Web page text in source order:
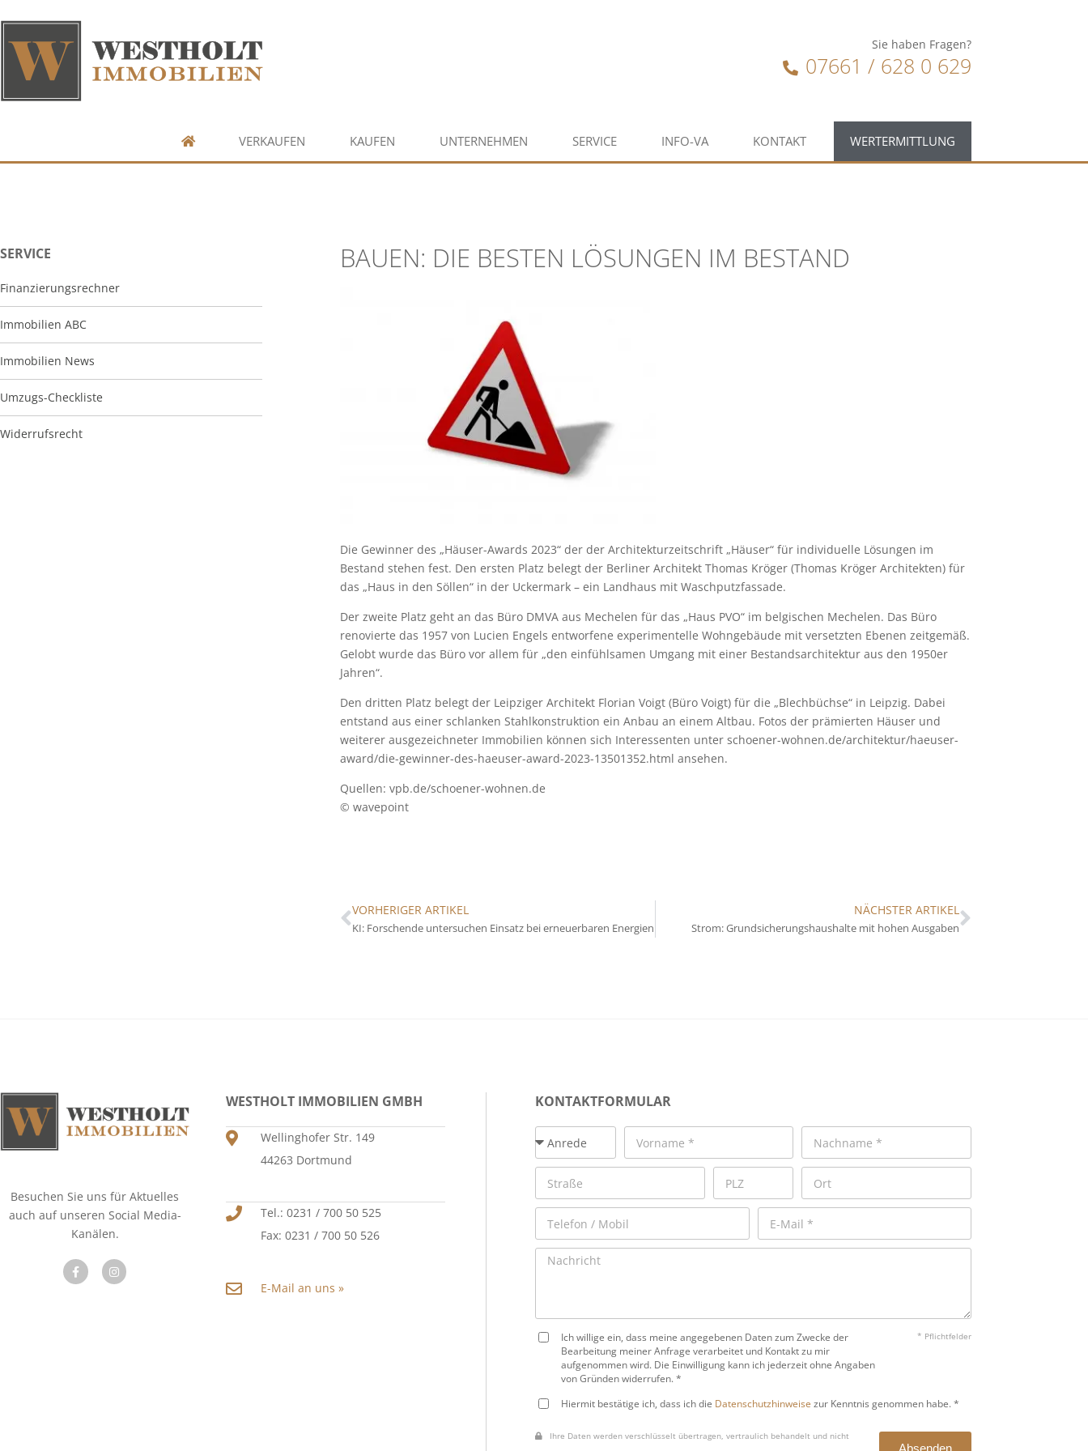
Sie haben Fragen?
07661 / 628 0 629
VERKAUFEN KAUFEN UNTERNEHMEN SERVICE INFO-VA KONTAKT WERTERMITTLUNG
SERVICE
Finanzierungsrechner
Immobilien ABC
Immobilien News
Umzugs-Checkliste
Widerrufsrecht
BAUEN: DIE BESTEN LÖSUNGEN IM BESTAND
Die Gewinner des „Häuser-Awards 2023“ der der Architekturzeitschrift „Häuser“ für individuelle Lösungen im
Bestand stehen fest. Den ersten Platz belegt der Berliner Architekt Thomas Kröger (Thomas Kröger Architekten) für
das „Haus in den Söllen“ in der Uckermark – ein Landhaus mit Waschputzfassade.
Der zweite Platz geht an das Büro DMVA aus Mechelen für das „Haus PVO“ im belgischen Mechelen. Das Büro
renovierte das 1957 von Lucien Engels entworfene experimentelle Wohngebäude mit versetzten Ebenen zeitgemäß.
Gelobt wurde das Büro vor allem für „den einfühlsamen Umgang mit einer Bestandsarchitektur aus den 1950er
Jahren“.
Den dritten Platz belegt der Leipziger Architekt Florian Voigt (Büro Voigt) für die „Blechbüchse“ in Leipzig. Dabei
entstand aus einer schlanken Stahlkonstruktion ein Anbau an einem Altbau. Fotos der prämierten Häuser und
weiterer ausgezeichneter Immobilien können sich Interessenten unter schoener-wohnen.de/architektur/haeuser-
award/die-gewinner-des-haeuser-award-2023-13501352.html ansehen.
Quellen: vpb.de/schoener-wohnen.de
© wavepoint
VORHERIGER ARTIKEL
KI: Forschende untersuchen Einsatz bei erneuerbaren Energien
NÄCHSTER ARTIKEL
Strom: Grundsicherungshaushalte mit hohen Ausgaben
Besuchen Sie uns für Aktuelles
auch auf unseren Social Media-
Kanälen.
WESTHOLT IMMOBILIEN GMBH
Wellinghofer Str. 149
44263 Dortmund
Tel.: 0231 / 700 50 525
Fax: 0231 / 700 50 526
E-Mail an uns »
KONTAKTFORMULAR
Ich willige ein, dass meine angegebenen Daten zum Zwecke der
Bearbeitung meiner Anfrage verarbeitet und Kontakt zu mir
aufgenommen wird. Die Einwilligung kann ich jederzeit ohne Angaben
von Gründen widerrufen. *
* Pflichtfelder
Hiermit bestätige ich, dass ich die Datenschutzhinweise zur Kenntnis genommen habe. *
Ihre Daten werden verschlüsselt übertragen, vertraulich behandelt und nicht
Absenden